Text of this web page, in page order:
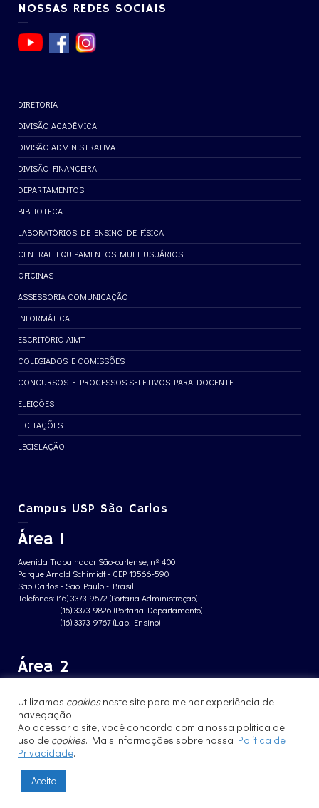
NOSSAS REDES SOCIAIS
DIRETORIA
DIVISÃO ACADÊMICA
DIVISÃO ADMINISTRATIVA
DIVISÃO FINANCEIRA
DEPARTAMENTOS
BIBLIOTECA
LABORATÓRIOS DE ENSINO DE FÍSICA
CENTRAL EQUIPAMENTOS MULTIUSUÁRIOS
OFICINAS
ASSESSORIA COMUNICAÇÃO
INFORMÁTICA
ESCRITÓRIO AIMT
COLEGIADOS E COMISSÕES
CONCURSOS E PROCESSOS SELETIVOS PARA DOCENTE
ELEIÇÕES
LICITAÇÕES
LEGISLAÇÃO
Campus USP São Carlos
Área 1
Avenida Trabalhador São-carlense, nº 400
Parque Arnold Schimidt - CEP 13566-590
São Carlos - São Paulo - Brasil
Telefones: (16) 3373-9672 (Portaria Administração)
(16) 3373-9826 (Portaria Departamento)
(16) 3373-9767 (Lab. Ensino)
Área 2
Jardim Santa Angelina - CEP 13563-120
São Carlos - São Paulo - Brasil
Telefone: (16) 3373-8068 (Portaria prédio CFBio)
(16) 3364-8070 (Portaria prédio poloTErRA)
Utilizamos cookiesneste site para melhor experiência de
navegação.
Ao acessar o site, você concorda com a nossa política de
uso de cookies. Mais informações sobre nossa Política de
Privacidade.
Aceito